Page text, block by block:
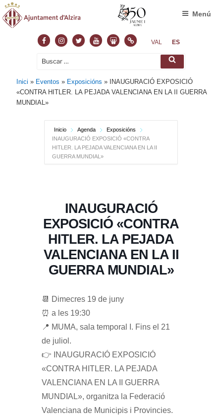
FacebookInstagram
TwitterYoutubeSlideshare
NormasVAL ES
Buscar
Buscar
Menú
Inici » Eventos » Exposicións » INAUGURACIÓ EXPOSICIÓ
«CONTRA HITLER. LA PEJADA VALENCIANA EN LA II GUERRA
MUNDIAL»
Inicio Agenda
Exposicións
INAUGURACIÓ EXPOSICIÓ «CONTRA
HITLER. LA PEJADA VALENCIANA EN LA II
GUERRA MUNDIAL»
INAUGURACIÓ
EXPOSICIÓ «CONTRA
HITLER. LA PEJADA
VALENCIANA EN LA II
GUERRA MUNDIAL»
📆 Dimecres 19 de juny
⏰ a les 19:30
📍 MUMA, sala temporal I. Fins el 21
de juliol.
👉 INAUGURACIÓ EXPOSICIÓ
«CONTRA HITLER. LA PEJADA
VALENCIANA EN LA II GUERRA
MUNDIAL», organitza la Federació
Valenciana de Municipis i Provincies.